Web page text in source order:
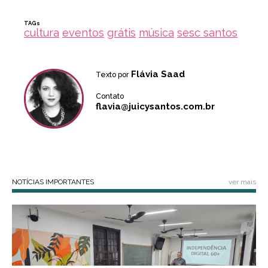
TAGs
cultura eventos grátis música sesc santos
Texto por Flávia Saad
Contato
flavia@juicysantos.com.br
NOTÍCIAS IMPORTANTES ver mais